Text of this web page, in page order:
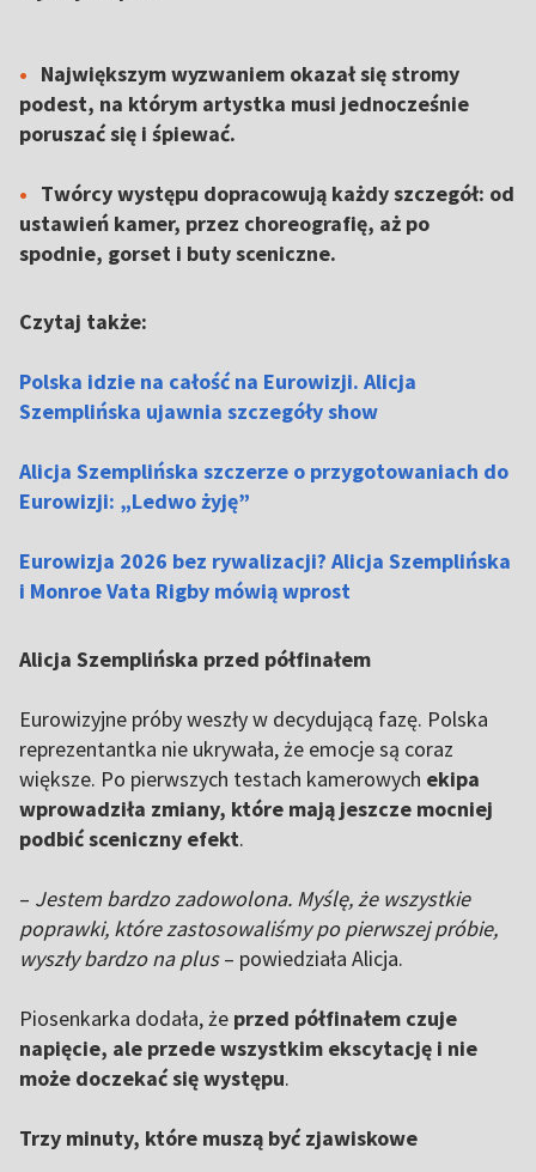
Największym wyzwaniem okazał się stromy
podest, na którym artystka musi jednocześnie
poruszać się i śpiewać.
Twórcy występu dopracowują każdy szczegół: od
ustawień kamer, przez choreografię, aż po
spodnie, gorset i buty sceniczne.
Czytaj także:
Polska idzie na całość na Eurowizji. Alicja
Szemplińska ujawnia szczegóły show
Alicja Szemplińska szczerze o przygotowaniach do
Eurowizji: „Ledwo żyję”
Eurowizja 2026 bez rywalizacji? Alicja Szemplińska
i Monroe Vata Rigby mówią wprost
Alicja Szemplińska przed półfinałem
Eurowizyjne próby weszły w decydującą fazę. Polska
reprezentantka nie ukrywała, że emocje są coraz
większe. Po pierwszych testach kamerowych ekipa
wprowadziła zmiany, które mają jeszcze mocniej
podbić sceniczny efekt.
– Jestem bardzo zadowolona. Myślę, że wszystkie
poprawki, które zastosowaliśmy po pierwszej próbie,
wyszły bardzo na plus– powiedziała Alicja.
Piosenkarka dodała, że przed półfinałem czuje
napięcie, ale przede wszystkim ekscytację i nie
może doczekać się występu.
Trzy minuty, które muszą być zjawiskowe